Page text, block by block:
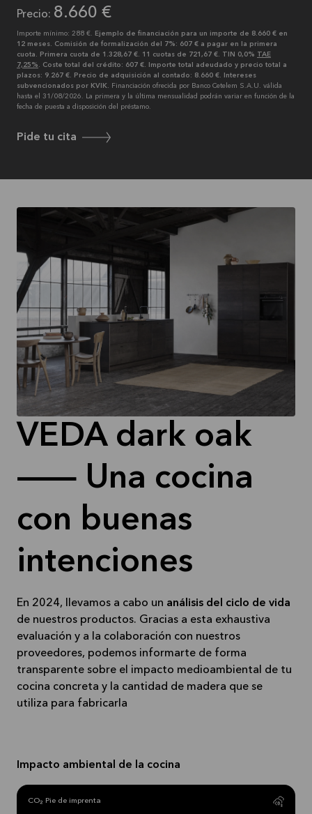
Precio: 8.660 €
Importe mínimo: 288 €. Ejemplo de financiación para un importe de 8.660 € en
12 meses. Comisión de formalización del 7%: 607 € a pagar en la primera
cuota. Primera cuota de 1.328,67 €. 11 cuotas de 721,67 €. TIN 0,0% TAE
7,25% . Coste total del crédito: 607 €. Importe total adeudado y precio total a
plazos: 9.267 €. Precio de adquisición al contado: 8.660 €. Intereses
subvencionados por KVIK. Financiación ofrecida por Banco Cetelem S.A.U. válida
hasta el 31/08/2026. La primera y la última mensualidad podrán variar en función de la
fecha de puesta a disposición del préstamo.
Pide tu cita
VEDA dark oak
— Una cocina
con buenas
intenciones
En 2024, llevamos a cabo un análisis del ciclo de vida
de nuestros productos. Gracias a esta exhaustiva
evaluación y a la colaboración con nuestros
proveedores, podemos informarte de forma
transparente sobre el impacto medioambiental de tu
cocina concreta y la cantidad de madera que se
utiliza para fabricarla
Impacto ambiental de la cocina
CO₂ Pie de imprenta